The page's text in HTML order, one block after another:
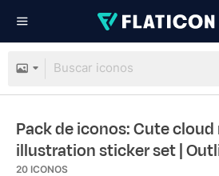
Pack de iconos: Cute
illustration sticker set|
20 ICONOS